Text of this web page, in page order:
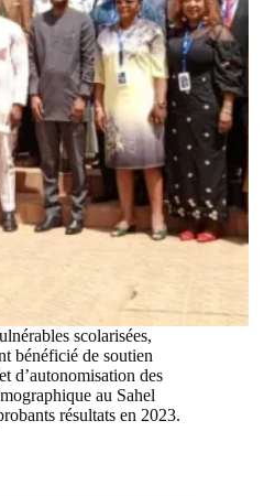
scolarisées,
bénéficié de soutien
d’autonomisation des
au Sahel
résultats en 2023.